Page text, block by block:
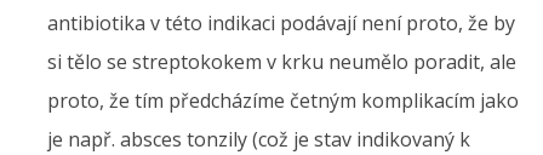
antibiotika v této indikaci podávají není proto, že by
si tělo se streptokokem v krku neumělo poradit, ale
proto, že tím předcházíme četným komplikacím jako
je např. absces tonzily (což je stav indikovaný k